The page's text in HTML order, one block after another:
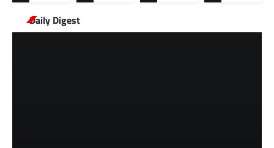
Daily Digest